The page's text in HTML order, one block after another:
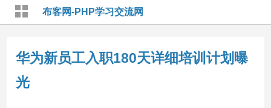
布客网-PHP学习交流网
华为新员工入职180天详细培训计划曝
光